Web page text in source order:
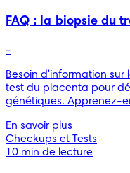
FAQ : la biopsie du
-
Besoin d'information
test du placenta pour
génétiques. Apprenez-
En savoir plus
Checkups et Tests
10 min de lecture